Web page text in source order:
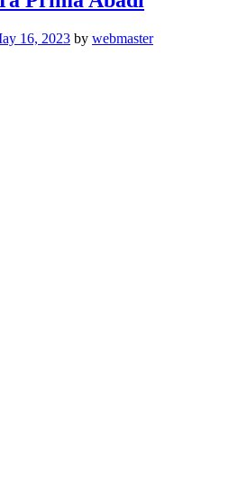
16, 2023 by webmaster